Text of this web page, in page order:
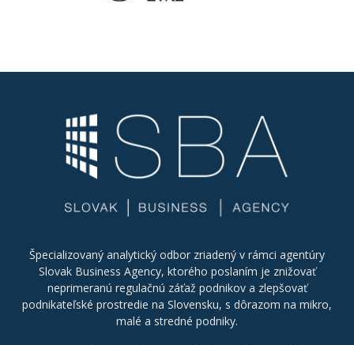
Špecializovaný analytický odbor zriadený v rámci agentúry
Slovak Business Agency, ktorého poslaním je znižovať
neprimeranú regulačnú záťaž podnikov a zlepšovať
podnikateľské prostredie na Slovensku, s dôrazom na mikro,
malé a stredné podniky.